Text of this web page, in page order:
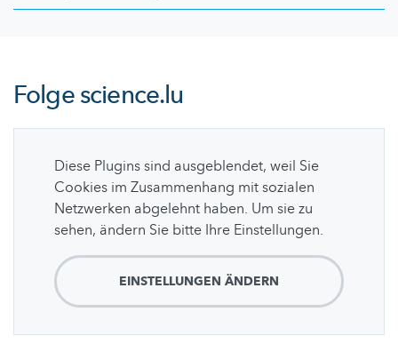
Folgescience.lu
Diese Plugins sind ausgeblendet, weil Sie
Cookies im Zusammenhang mit sozialen
Netzwerken abgelehnt haben. Um sie zu
sehen, ändern Sie bitte Ihre Einstellungen.
EINSTELLUNGEN ÄNDERN